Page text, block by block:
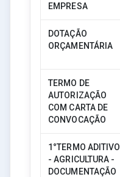
EMPRESA
DOTAÇÃO
ORÇAMENTÁRIA
TERMO DE
AUTORIZAÇÃO
COM CARTA DE
CONVOCAÇÃO
1°TERMO ADITIVO
- AGRICULTURA -
DOCUMENTAÇÃO